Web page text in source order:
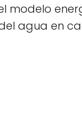
modelo
agua en